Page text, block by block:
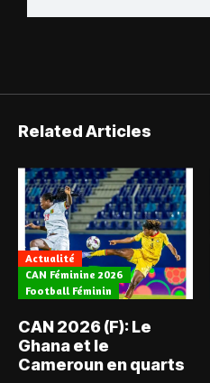
Related Articles
Actualité
CAN Féminine 2026
Football Féminin
CAN 2026 (F): Le
Ghana et le
Cameroun en quarts